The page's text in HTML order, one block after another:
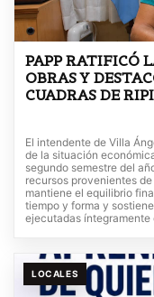
PAPP RATIFICÓ
OBRAS Y
CUADRAS DE
El intendente de Villa
de la situación
segundo semestre del
recursos provenientes
mantiene el equilibrio
tiempo y forma y
ejecutadas
LOCALES